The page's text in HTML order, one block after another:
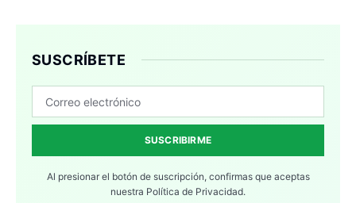
SUSCRÍBETE
SUSCRIBIRME
Al presionar el botón de suscripción, confirmas que aceptas
nuestra Política de Privacidad.